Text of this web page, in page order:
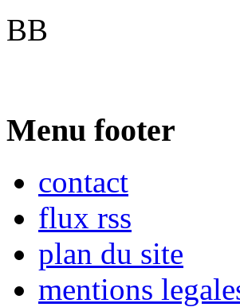
BB
Menu footer
contact
flux rss
plan du site
mentions